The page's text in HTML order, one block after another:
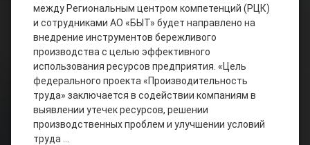
между Региональным центром компетенций (РЦК)
и сотрудниками АО «БЫТ» будет направлено на
внедрение инструментов бережливого
производства с целью эффективного
использования ресурсов предприятия. «Цель
федерального проекта «Производительность
труда» заключается в содействии компаниям в
выявлении утечек ресурсов, решении
производственных проблем и улучшении условий
труда …